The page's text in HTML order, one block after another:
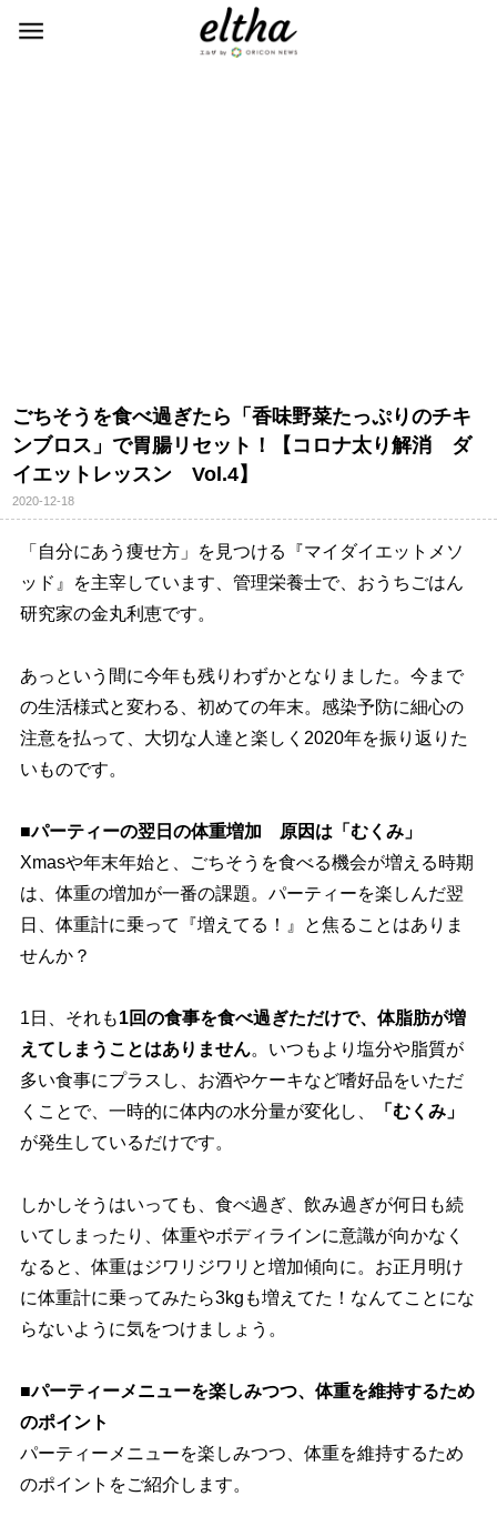
ごちそうを食べ過ぎたら「香味野菜たっぷりのチキ
ンブロス」で胃腸リセット！【コロナ太り解消 ダ
イエットレッスン Vol.4】
2020-12-18
「自分にあう痩せ方」を見つける『マイダイエットメソ
ッド』を主宰しています、管理栄養士で、おうちごはん
研究家の金丸利恵です。
あっという間に今年も残りわずかとなりました。今まで
の生活様式と変わる、初めての年末。感染予防に細心の
注意を払って、大切な人達と楽しく2020年を振り返りた
いものです。
■パーティーの翌日の体重増加 原因は「むくみ」
Xmasや年末年始と、ごちそうを食べる機会が増える時期
は、体重の増加が一番の課題。パーティーを楽しんだ翌
日、体重計に乗って『増えてる！』と焦ることはありま
せんか？
1日、それも1回の食事を食べ過ぎただけで、体脂肪が増
えてしまうことはありません。いつもより塩分や脂質が
多い食事にプラスし、お酒やケーキなど嗜好品をいただ
くことで、一時的に体内の水分量が変化し、
「むくみ」
が発生しているだけです。
しかしそうはいっても、食べ過ぎ、飲み過ぎが何日も続
いてしまったり、体重やボディラインに意識が向かなく
なると、体重はジワリジワリと増加傾向に。お正月明け
に体重計に乗ってみたら3kgも増えてた！なんてことにな
らないように気をつけましょう。
■パーティーメニューを楽しみつつ、体重を維持するため
のポイント
パーティーメニューを楽しみつつ、体重を維持するため
のポイントをご紹介します。